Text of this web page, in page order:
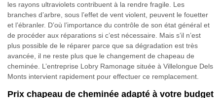
les rayons ultraviolets contribuent à la rendre fragile. Les
branches d’arbre, sous l’effet de vent violent, peuvent le fouetter
et l’ébranler. D’où l’importance du contrôle de son état général et
de procéder aux réparations si c’est nécessaire. Mais s’il n’est
plus possible de le réparer parce que sa dégradation est très
avancée, il ne reste plus que le changement de chapeau de
cheminée. L’entreprise Lobry Ramonage située à Villelongue Dels
Monts intervient rapidement pour effectuer ce remplacement.
Prix chapeau de cheminée adapté à votre budget